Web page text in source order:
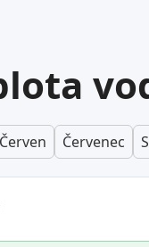
Červen Červenec